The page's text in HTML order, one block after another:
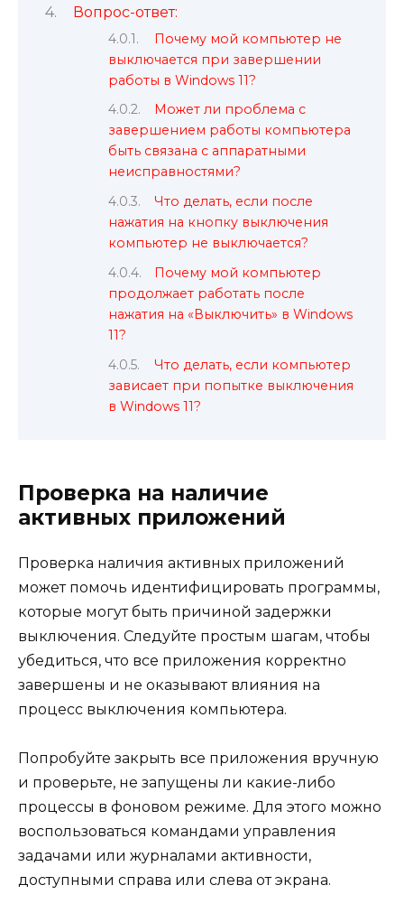
Вопрос-ответ:
Почему мой компьютер не
выключается при завершении
работы в Windows 11?
Может ли проблема с
завершением работы компьютера
быть связана с аппаратными
неисправностями?
Что делать, если после
нажатия на кнопку выключения
компьютер не выключается?
Почему мой компьютер
продолжает работать после
нажатия на «Выключить» в Windows
11?
Что делать, если компьютер
зависает при попытке выключения
в Windows 11?
Проверка на наличие
активных приложений
Проверка наличия активных приложений
может помочь идентифицировать программы,
которые могут быть причиной задержки
выключения. Следуйте простым шагам, чтобы
убедиться, что все приложения корректно
завершены и не оказывают влияния на
процесс выключения компьютера.
Попробуйте закрыть все приложения вручную
и проверьте, не запущены ли какие-либо
процессы в фоновом режиме. Для этого можно
воспользоваться командами управления
задачами или журналами активности,
доступными справа или слева от экрана.